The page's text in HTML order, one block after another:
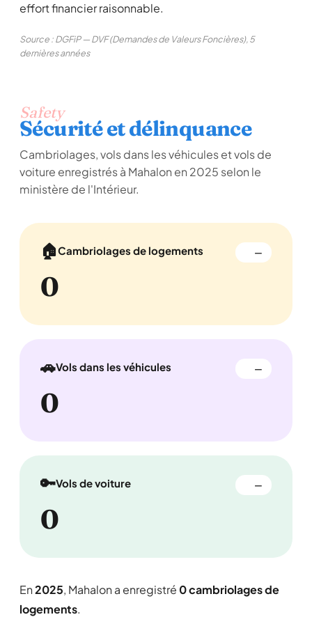
effort financier raisonnable.
Source : DGFiP — DVF (Demandes de Valeurs Foncières), 5
dernières années
Safety
Sécurité et délinquance
Cambriolages, vols dans les véhicules et vols de
voiture enregistrés à Mahalon en 2025 selon le
ministère de l'Intérieur.
🏠Cambriolages de logements —
0
🚗Vols dans les véhicules —
0
🔑Vols de voiture —
0
En2025, Mahalon a enregistré 0 cambriolages de
logements.